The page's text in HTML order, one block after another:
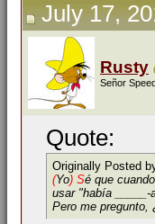
July 17,
Rusty
Señor
Quote:
Originally Posted
(Yo) Sé que cuando
usar "había _____-
Pero me pregunto,